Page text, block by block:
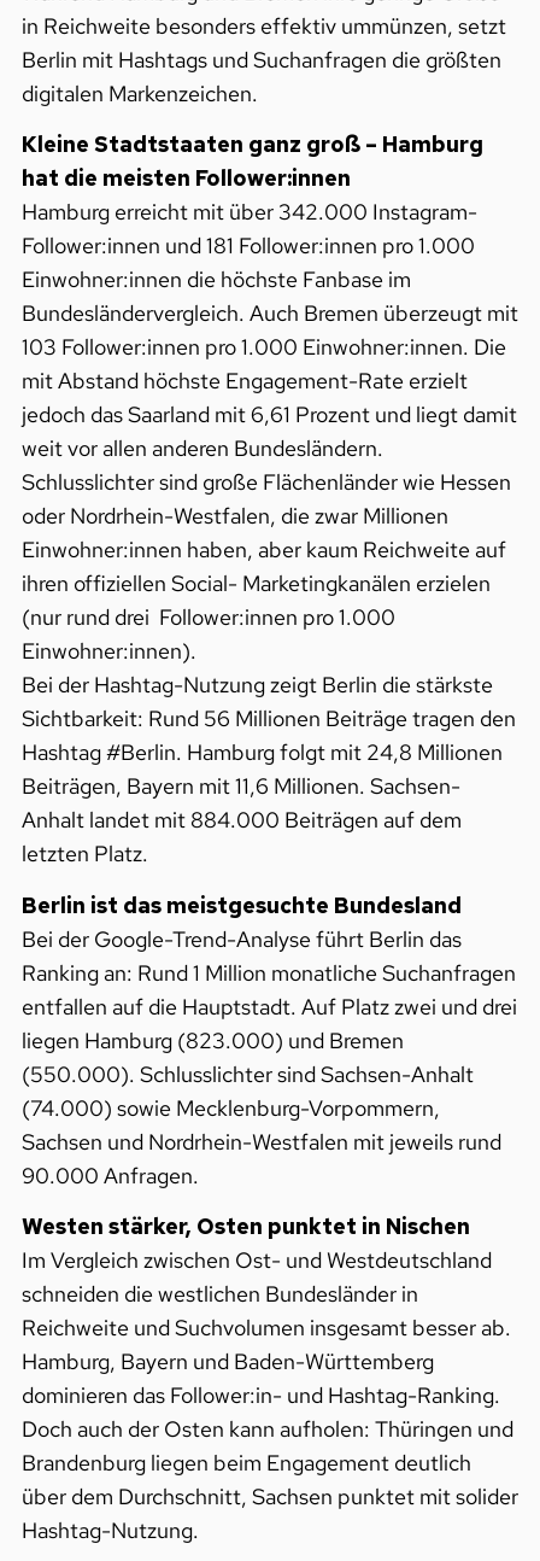
in Reichweite besonders effektiv ummünzen, setzt
Berlin mit Hashtags und Suchanfragen die größten
digitalen Markenzeichen.
Kleine Stadtstaaten ganz groß – Hamburg
hat die meisten Follower:innen
Hamburg erreicht mit über 342.000 Instagram-
Follower:innen und 181 Follower:innen pro 1.000
Einwohner:innen die höchste Fanbase im
Bundesländervergleich. Auch Bremen überzeugt mit
103 Follower:innen pro 1.000 Einwohner:innen. Die
mit Abstand höchste Engagement-Rate erzielt
jedoch das Saarland mit 6,61 Prozent und liegt damit
weit vor allen anderen Bundesländern.
Schlusslichter sind große Flächenländer wie Hessen
oder Nordrhein-Westfalen, die zwar Millionen
Einwohner:innen haben, aber kaum Reichweite auf
ihren offiziellen Social- Marketingkanälen erzielen
(nur rund drei Follower:innen pro 1.000
Einwohner:innen).
Bei der Hashtag-Nutzung zeigt Berlin die stärkste
Sichtbarkeit: Rund 56 Millionen Beiträge tragen den
Hashtag #Berlin. Hamburg folgt mit 24,8 Millionen
Beiträgen, Bayern mit 11,6 Millionen. Sachsen-
Anhalt landet mit 884.000 Beiträgen auf dem
letzten Platz.
Berlin ist das meistgesuchte Bundesland
Bei der Google-Trend-Analyse führt Berlin das
Ranking an: Rund 1 Million monatliche Suchanfragen
entfallen auf die Hauptstadt. Auf Platz zwei und drei
liegen Hamburg (823.000) und Bremen
(550.000). Schlusslichter sind Sachsen-Anhalt
(74.000) sowie Mecklenburg-Vorpommern,
Sachsen und Nordrhein-Westfalen mit jeweils rund
90.000 Anfragen.
Westen stärker, Osten punktet in Nischen
Im Vergleich zwischen Ost- und Westdeutschland
schneiden die westlichen Bundesländer in
Reichweite und Suchvolumen insgesamt besser ab.
Hamburg, Bayern und Baden-Württemberg
dominieren das Follower:in- und Hashtag-Ranking.
Doch auch der Osten kann aufholen: Thüringen und
Brandenburg liegen beim Engagement deutlich
über dem Durchschnitt, Sachsen punktet mit solider
Hashtag-Nutzung.